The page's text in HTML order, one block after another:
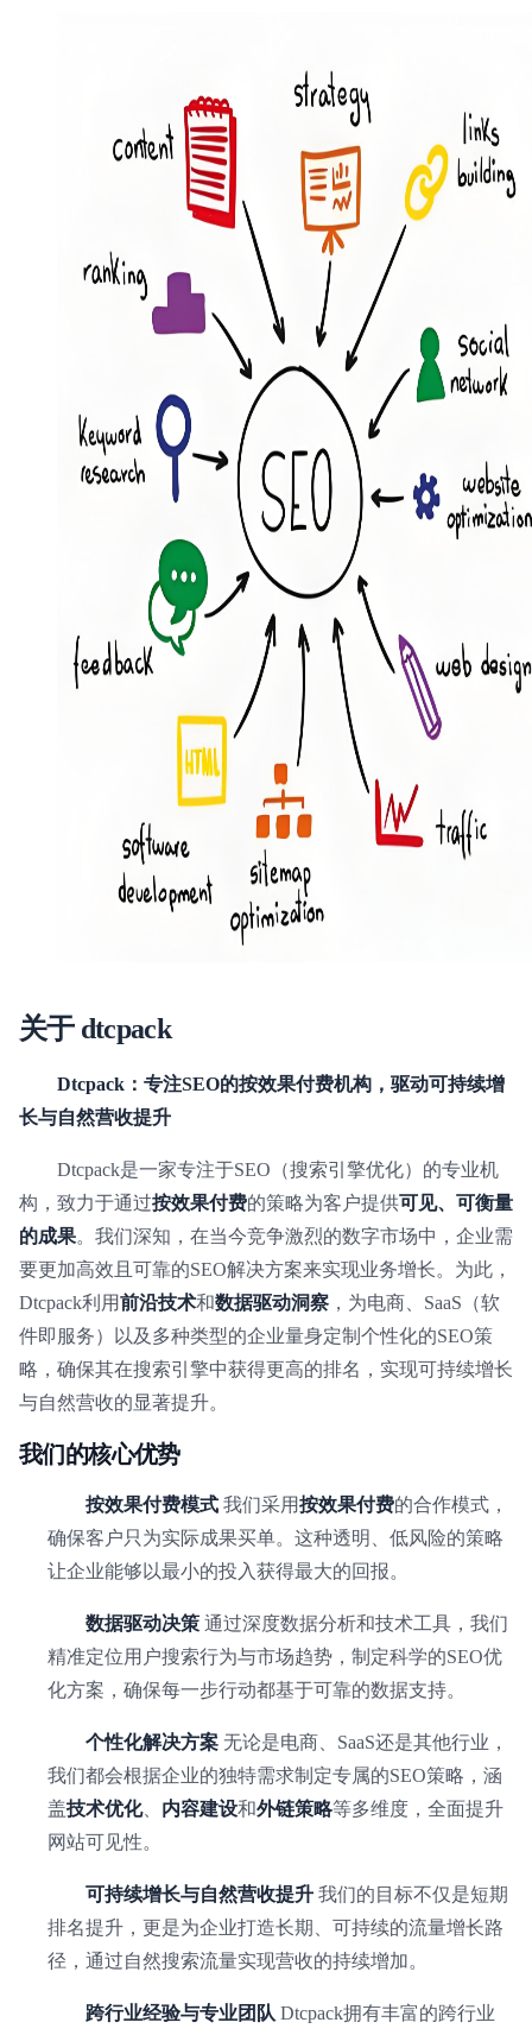
关于 dtcpack
Dtcpack：专注SEO的按效果付费机构，驱动可持续增
长与自然营收提升
Dtcpack是一家专注于SEO（搜索引擎优化）的专业机
构，致力于通过按效果付费的策略为客户提供可见、可衡量
的成果。我们深知，在当今竞争激烈的数字市场中，企业需
要更加高效且可靠的SEO解决方案来实现业务增长。为此，
Dtcpack利用前沿技术和数据驱动洞察 ，为电商、SaaS（软
件即服务）以及多种类型的企业量身定制个性化的SEO策
略，确保其在搜索引擎中获得更高的排名，实现可持续增长
与自然营收的显著提升。
我们的核心优势
按效果付费模式 我们采用按效果付费的合作模式，
确保客户只为实际成果买单。这种透明、低风险的策略
让企业能够以最小的投入获得最大的回报。
数据驱动决策 通过深度数据分析和技术工具，我们
精准定位用户搜索行为与市场趋势，制定科学的SEO优
化方案，确保每一步行动都基于可靠的数据支持。
个性化解决方案 无论是电商、SaaS还是其他行业，
我们都会根据企业的独特需求制定专属的SEO策略，涵
盖技术优化、 内容建设和外链策略等多维度，全面提升
网站可见性。
可持续增长与自然营收提升 我们的目标不仅是短期
排名提升，更是为企业打造长期、可持续的流量增长路
径，通过自然搜索流量实现营收的持续增加。
跨行业经验与专业团队 Dtcpack拥有丰富的跨行业